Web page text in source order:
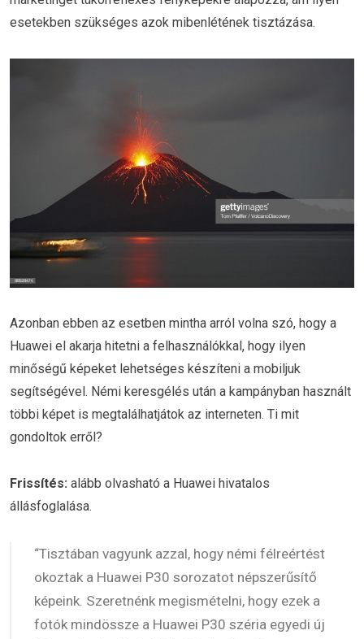
esetekben szükséges azok mibenlétének tisztázása.
Azonban ebben az esetben mintha arról volna szó, hogy a
Huawei el akarja hitetni a felhasználókkal, hogy ilyen
minőségű képeket lehetséges készíteni a mobiljuk
segítségével. Némi keresgélés után a kampányban használt
többi képet is megtalálhatjátok az interneten. Ti mit
gondoltok erről?
Frissítés: alább olvasható a Huawei hivatalos
állásfoglalása.
“Tisztában vagyunk azzal, hogy némi félreértést
okoztak a Huawei P30 sorozatot népszerűsítő
képeink. Szeretnénk megismételni, hogy ezek a
fotók mindössze a Huawei P30 széria egyedi új